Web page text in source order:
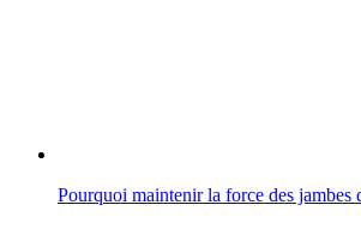
Pourquoi maintenir la force des